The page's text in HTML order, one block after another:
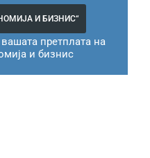
И БИЗНИС“
вашата претплата на
и бизнис